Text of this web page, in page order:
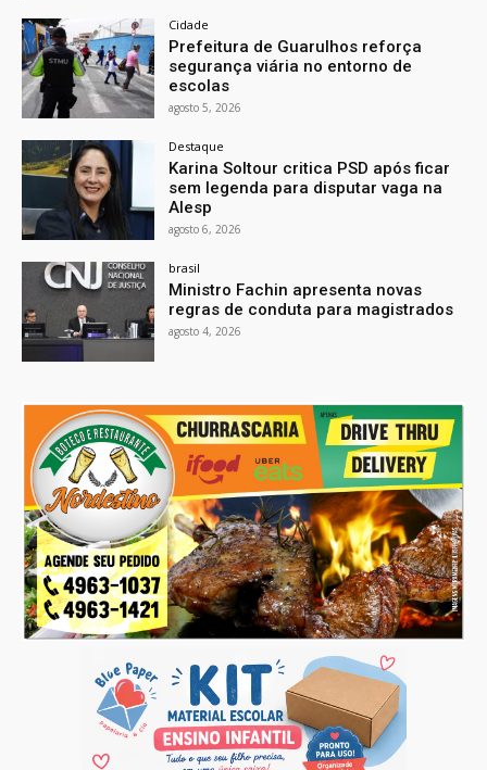
Cidade
Prefeitura de Guarulhos reforça
segurança viária no entorno de
escolas
agosto 5, 2026
Destaque
Karina Soltour critica PSD após ficar
sem legenda para disputar vaga na
Alesp
agosto 6, 2026
brasil
Ministro Fachin apresenta novas
regras de conduta para magistrados
agosto 4, 2026